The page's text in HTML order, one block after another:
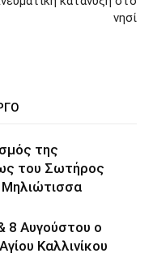
νησί
της
του Σωτήρος
Μηλιώτισσα
8 Αυγούστου ο
Καλλινίκου